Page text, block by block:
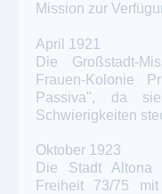
Mission zur
April 1921
Die Großstadt-
Frauen-Kolonie
Passiva", da
Schwierigkeiten
Oktober 1923
Die Stadt Altona
Freiheit 73/75